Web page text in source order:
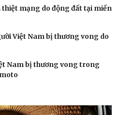
mạng do động đất tại miền
Việt Nam bị thương vong do
Nam bị thương vong trong